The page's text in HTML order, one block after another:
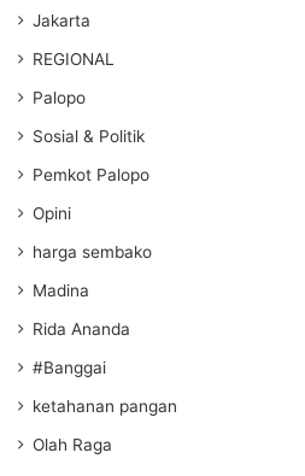
Jakarta
REGIONAL
Palopo
Sosial & Politik
Pemkot Palopo
Opini
harga sembako
Madina
Rida Ananda
#Banggai
ketahanan pangan
Olah Raga